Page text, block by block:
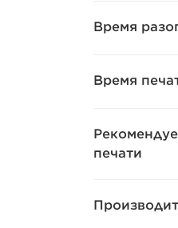
Время
Время
печати